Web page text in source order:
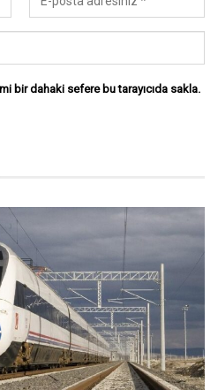
bir dahaki sefere bu tarayıcıda sakla.